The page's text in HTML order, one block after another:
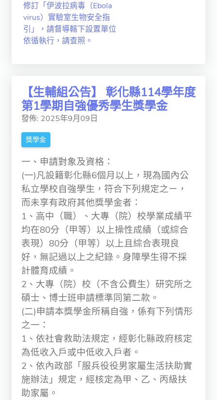
修訂「伊波拉病毒（Ebola
virus）實驗室生物安全指
引」，請督導轄下設置單位
依循執行，請查照。
【生輔組公告】 彰化縣114學年度
第1學期自強優秀學生獎學金
發佈: 2025年9月09日
獎學金
一、申請對象及資格：
(一)凡設籍彰化縣6個月以上，現為國內公
私立學校自強學生，符合下列規定之ㄧ，
而未享有政府其他獎學金者：
1、高中（職）、大專（院）校學業成績平
均在80分（甲等）以上操性成績（或綜合
表現）80分（甲等）以上且綜合表現良
好，無記過以上之紀錄。身障學生得不採
計體育成績。
2、大專（院）校（不含公費生）研究所之
碩士、博士班申請標準同第二款。
(二)申請本獎學金所稱自強，係有下列情形
之一：
1、依社會救助法規定，經彰化縣政府核定
為低收入戶或中低收入戶者。
2、依內政部「服兵役役男家屬生活扶助實
施辦法」規定，經核定為甲、乙、丙級扶
助家屬。